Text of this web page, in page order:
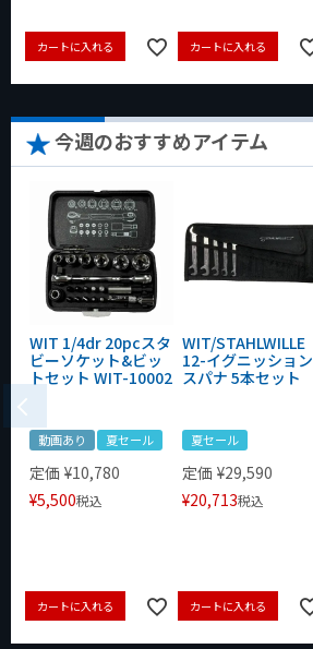
カートに入れる カートに入れる
今週のおすすめアイテム
WIT 1/4dr 20pcスタ
ビーソケット&ビッ
トセット WIT-10002
動画あり 夏セール
定価 ¥10,780
¥5,500税込
カートに入れる
WIT/STAHLWILLE
12-イグニッション
スパナ 5本セット
夏セール
定価 ¥29,590
¥20,713税込
カートに入れる